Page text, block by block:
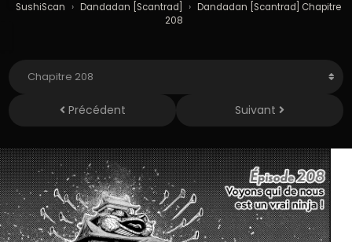
SushiScan › Dandadan [Scantrad] › Dandadan [Scantrad] Chapitre
208
Précédent Suivant